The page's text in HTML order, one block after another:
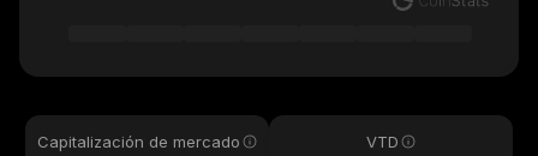
Capitalización de mercado VTD